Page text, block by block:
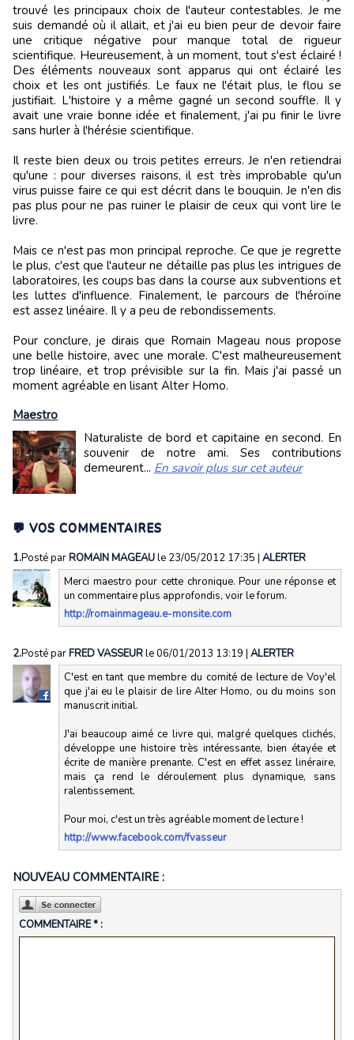
trouvé les principaux choix de l'auteur contestables. Je me
suis demandé où il allait, et j'ai eu bien peur de devoir faire
une critique négative pour manque total de rigueur
scientifique. Heureusement, à un moment, tout s'est éclairé !
Des éléments nouveaux sont apparus qui ont éclairé les
choix et les ont justifiés. Le faux ne l'était plus, le flou se
justifiait. L'histoire y a même gagné un second souffle. Il y
avait une vraie bonne idée et finalement, j'ai pu finir le livre
sans hurler à l'hérésie scientifique.
Il reste bien deux ou trois petites erreurs. Je n'en retiendrai
qu'une : pour diverses raisons, il est très improbable qu'un
virus puisse faire ce qui est décrit dans le bouquin. Je n'en dis
pas plus pour ne pas ruiner le plaisir de ceux qui vont lire le
livre.
Mais ce n'est pas mon principal reproche. Ce que je regrette
le plus, c'est que l'auteur ne détaille pas plus les intrigues de
laboratoires, les coups bas dans la course aux subventions et
les luttes d'influence. Finalement, le parcours de l'héroïne
est assez linéaire. Il y a peu de rebondissements.
Pour conclure, je dirais que Romain Mageau nous propose
une belle histoire, avec une morale. C'est malheureusement
trop linéaire, et trop prévisible sur la fin. Mais j'ai passé un
moment agréable en lisant Alter Homo.
Maestro
Naturaliste de bord et capitaine en second. En
souvenir de notre ami. Ses contributions
demeurent... En savoir plus sur cet auteur
💬 VOS COMMENTAIRES
1.Posté parROMAIN MAGEAUle 23/05/2012 17:35 | ALERTER
Merci maestro pour cette chronique. Pour une réponse et
un commentaire plus approfondis, voir le forum.
http://romainmageau.e-monsite.com
2.Posté parFRED VASSEURle 06/01/2013 13:19 | ALERTER
C'est en tant que membre du comité de lecture de Voy'el
que j'ai eu le plaisir de lire Alter Homo, ou du moins son
manuscrit initial.
J'ai beaucoup aimé ce livre qui, malgré quelques clichés,
développe une histoire très intéressante, bien étayée et
écrite de manière prenante. C'est en effet assez linéraire,
mais ça rend le déroulement plus dynamique, sans
ralentissement.
Pour moi, c'est un très agréable moment de lecture !
http://www.facebook.com/fvasseur
NOUVEAU COMMENTAIRE :
COMMENTAIRE * :